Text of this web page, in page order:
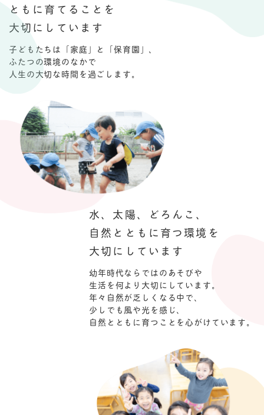
ともに育てることを
大切にしています
子どもたちは「家庭」と「保育園」、
ふたつの環境のなかで
人生の大切な時間を過ごします。
水、太陽、どろんこ、
自然とともに育つ環境を
大切にしています
幼年時代ならではのあそびや
生活を何より大切にしています。
年々自然が乏しくなる中で、
少しでも風や光を感じ、
自然とともに育つことを心がけています。